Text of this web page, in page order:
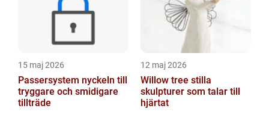
15 maj 2026
Passersystem nyckeln till
tryggare och smidigare
tillträde
12 maj 2026
Willow tree stilla
skulpturer som talar till
hjärtat